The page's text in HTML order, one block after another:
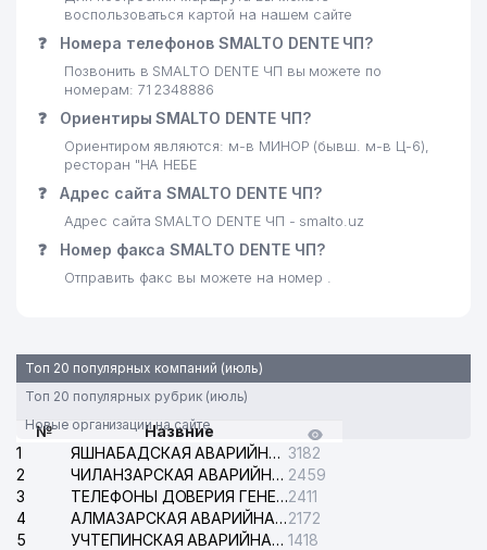
24 УЗБЕКСКО-ЯПОНСКИЙ ЦЕНТР 920 м
25
ПРЕДСТАВИТЕЛЬСТВО
923 м
EXPRESS BUSINESS RESOURCE
ООО
27 TAIBA LEASING ИП ООО
28 NORI ООО 946 м
29 TECHMAN ООО
воспользоваться картой на нашем сайте
❓ Номера телефонов SMALTO DENTE ЧП?
Позвонить в SMALTO DENTE ЧП вы можете по
номерам: 71 2348886
❓ Ориентиры SMALTO DENTE ЧП?
Ориентиром являются: м-в МИНОР (бывш. м-в Ц-6),
ресторан "НА НЕБЕ
❓ Адрес сайта SMALTO DENTE ЧП?
Адрес сайта SMALTO DENTE ЧП - smalto.uz
❓ Номер факса SMALTO DENTE ЧП?
Отправить факс вы можете на номер .
Топ 20 популярных компаний (июль)
Топ 20 популярных рубрик (июль)
Новые организации на сайте
№
Назвние
1
ЯШНАБАДСКАЯ АВАРИЙНАЯ СЛУЖБА ЭЛЕКТРОСЕТИ 3182
2
ЧИЛАНЗАРСКАЯ АВАРИЙНАЯ СЛУЖБА ЭЛЕКТРОСЕТИ 2459
3
ТЕЛЕФОНЫ ДОВЕРИЯ ГЕНЕРАЛЬНОЙ ПРОКУРАТУРЫ РЕСПУБЛИКИ УЗБЕКИСТАН2411
4
АЛМАЗАРСКАЯ АВАРИЙНАЯ СЛУЖБА ЭЛЕКТРОСЕТИ2172
5
УЧТЕПИНСКАЯ АВАРИЙНАЯ СЛУЖБА ЭЛЕКТРОСЕТИ 1418